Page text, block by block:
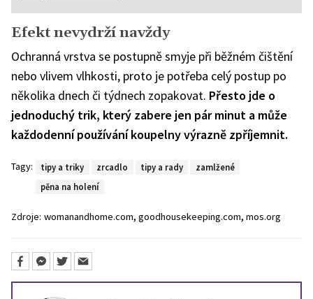
Efekt nevydrží navždy
Ochranná vrstva se postupně smyje při běžném čištění
nebo vlivem vlhkosti, proto je potřeba celý postup po
několika dnech či týdnech zopakovat. Přesto jde o
jednoduchý trik, který zabere jen pár minut a může
každodenní používání koupelny výrazně zpříjemnit.
Tagy: tipy a triky zrcadlo tipy a rady
zamlžené
pěna na holení
Zdroje: womanandhome.com, goodhousekeeping.com, mos.org